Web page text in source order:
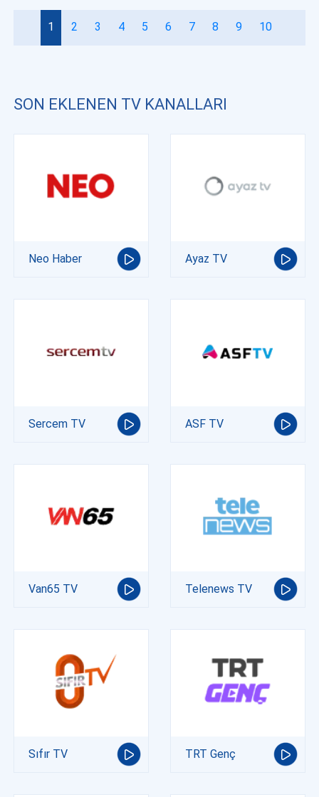
1 2 3 4 5 6 7 8 9 10
SON EKLENEN TV KANALLARI
Neo Haber Ayaz TV
Sercem TV ASF TV
Van65 TV Telenews TV
Sıfır TV TRT Genç